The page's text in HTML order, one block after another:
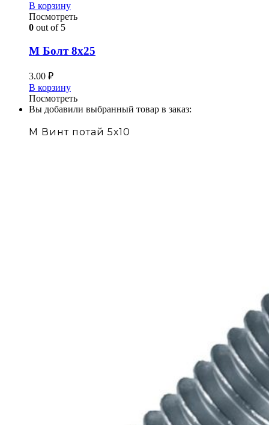
В корзину
Посмотреть
0 out of 5
М Болт 8х25
3.00 ₽
В корзину
Посмотреть
Вы добавили выбранный товар в заказ:
М Винт потай 5х10